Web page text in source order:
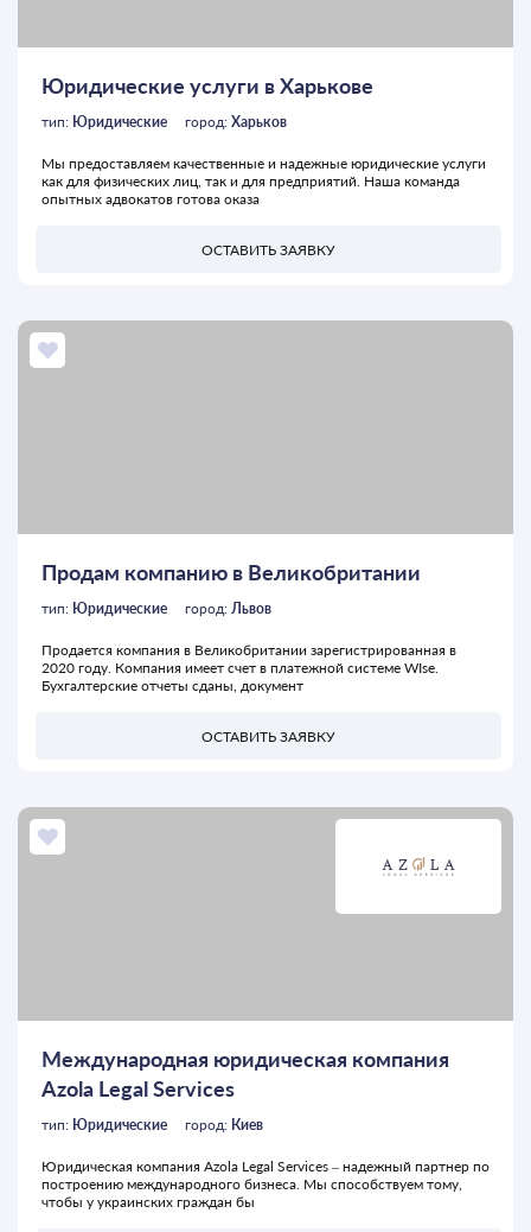
Юридические услуги в Харькове
тип: Юридические город: Харьков
Мы предоставляем качественные и надежные юридические услуги
как для физических лиц, так и для предприятий. Наша команда
опытных адвокатов готова оказа
ОСТАВИТЬ ЗАЯВКУ
Продам компанию в Великобритании
тип: Юридические город: Львов
Продается компания в Великобритании зарегистрированная в
2020 году. Компания имеет счет в платежной системе WIse.
Бухгалтерские отчеты сданы, документ
ОСТАВИТЬ ЗАЯВКУ
Международная юридическая компания
Azola Legal Services
тип: Юридические город: Киев
Юридическая компания Azola Legal Services – надежный партнер по
построению международного бизнеса. Мы способствуем тому,
чтобы у украинских граждан бы